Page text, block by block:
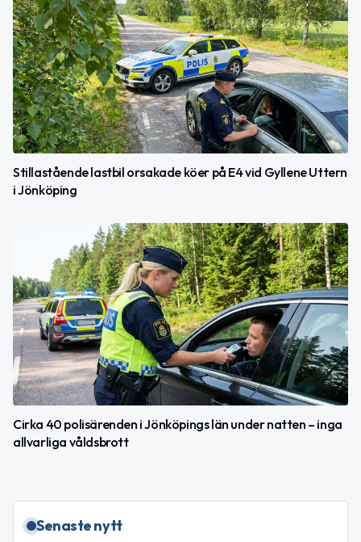
Stillastående lastbil orsakade köer på E4 vid Gyllene Uttern
i Jönköping
Cirka 40 polisärenden i Jönköpings län under natten – inga
allvarliga våldsbrott
Senaste nytt